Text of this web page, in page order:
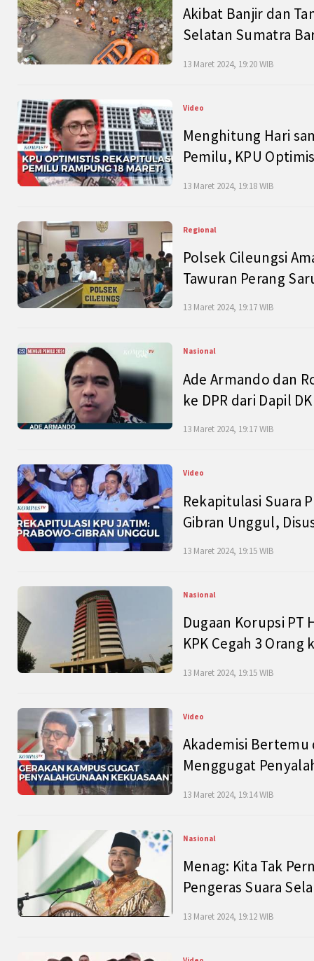
Akibat Banjir dan
Selatan Sumatra
13 Maret 2024, 19:20 WIB
Video
Menghitung Hari
Pemilu, KPU
13 Maret 2024, 19:18 WIB
Regional
Polsek Cileungsi
Tawuran Perang
13 Maret 2024, 19:17 WIB
Nasional
Ade Armando dan
ke DPR dari Dapil
13 Maret 2024, 19:17 WIB
Video
Rekapitulasi Suara
Gibran Unggul,
13 Maret 2024, 19:15 WIB
Nasional
Dugaan Korupsi PT
KPK Cegah 3 Orang
13 Maret 2024, 19:15 WIB
Video
Akademisi Bertemu
Menggugat
13 Maret 2024, 19:14 WIB
Nasional
Menag: Kita Tak
Pengeras Suara
13 Maret 2024, 19:12 WIB